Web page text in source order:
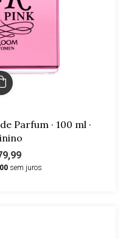
Parfum · 100 ml ·
sem juros